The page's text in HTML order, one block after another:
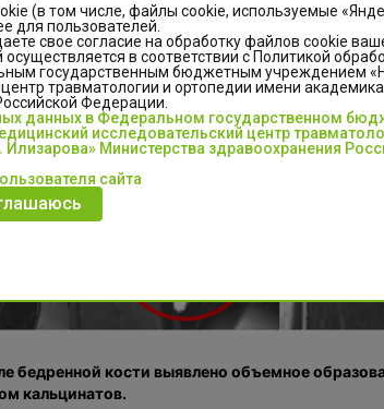
Дополнительным обследованием была
бедренной кости выявлено объемное
кальцинатов.
(в том числе, файлы cookie, используемые
для пользователей.
свое согласие на обработку файлов cookie
в соответствии с Политикой
государственным бюджетным учреждением
травматологии и ортопедии имени
Федерации.
данных в Федеральном государственном
исследовательский центр
Министерства здравоохранения
сайта